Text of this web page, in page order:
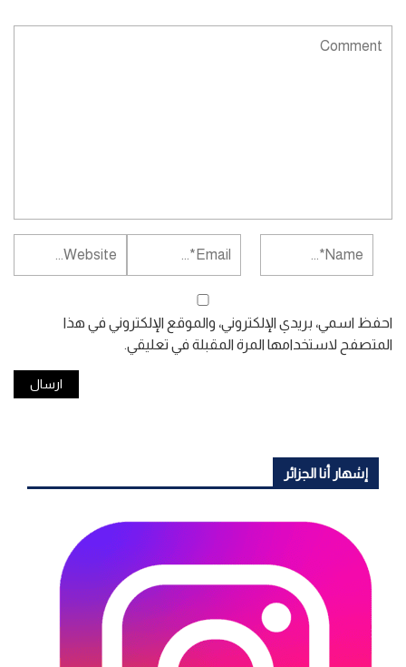
احفظ اسمي، بريدي الإلكتروني، والموقع الإلكتروني في هذا
المتصفح لاستخدامها المرة المقبلة في تعليقي.
إشهار أنا الجزائر